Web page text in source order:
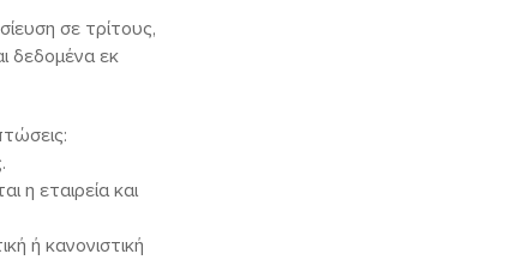
σε τρίτους,
δεδομένα εκ
η εταιρεία και
ή κανονιστική